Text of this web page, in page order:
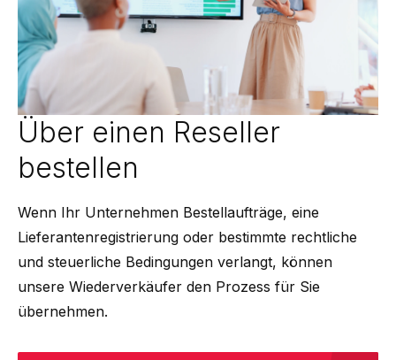
Über einen Reseller
bestellen
Wenn Ihr Unternehmen Bestellaufträge, eine
Lieferantenregistrierung oder bestimmte rechtliche
und steuerliche Bedingungen verlangt, können
unsere Wiederverkäufer den Prozess für Sie
übernehmen.